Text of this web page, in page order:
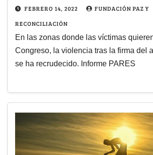
FEBRERO 14, 2022
FUNDACIÓN PAZ Y
RECONCILIACIÓN
En las zonas donde las víctimas
Congreso, la violencia tras la firma del
se ha recrudecido. Informe PARES